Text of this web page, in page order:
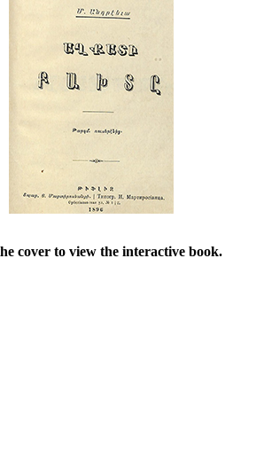
cover to view the interactive book.